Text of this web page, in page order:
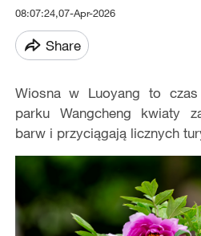
08:07:24,07-Apr-2026
Share
Wiosna w Luoyang to
parku Wangcheng kwiaty
barw i przyciągają licznych